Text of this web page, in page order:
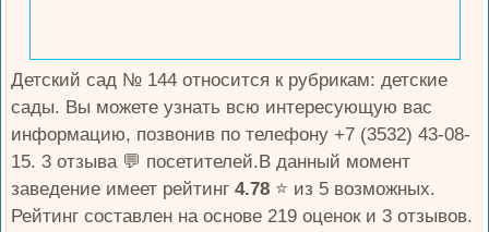
Детский сад № 144 относится к рубрикам: детские
сады. Вы можете узнать всю интересующую вас
информацию, позвонив по телефону +7 (3532) 43-08-
15. 3 отзыва 💬 посетителей.В данный момент
заведение имеет рейтинг4.78 ⭐️ из 5 возможных.
Рейтинг составлен на основе 219 оценок и 3 отзывов.